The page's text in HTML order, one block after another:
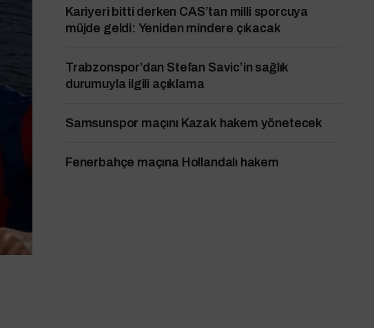
Kariyeri bitti derken CAS’tan milli sporcuya
müjde geldi: Yeniden mindere çıkacak
Trabzonspor’dan Stefan Savic’in sağlık
durumuyla ilgili açıklama
Samsunspor maçını Kazak hakem yönetecek
Fenerbahçe maçına Hollandalı hakem